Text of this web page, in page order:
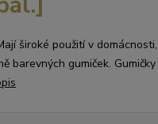
široké použití v
barevných gumiček.